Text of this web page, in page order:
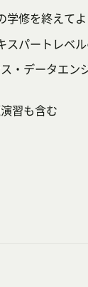
学修を終えて
スパートレベ
・データエン
習も含む